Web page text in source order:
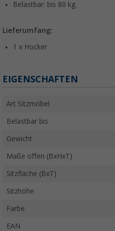
Belastbar: bis 80 kg
Lieferumfang:
1 x Hocker
EIGENSCHAFTEN
Art Sitzmöbel
Belastbar bis
Gewicht
Maße offen (BxHxT)
Sitzfläche (BxT)
Sitzhöhe
Farbe
EAN